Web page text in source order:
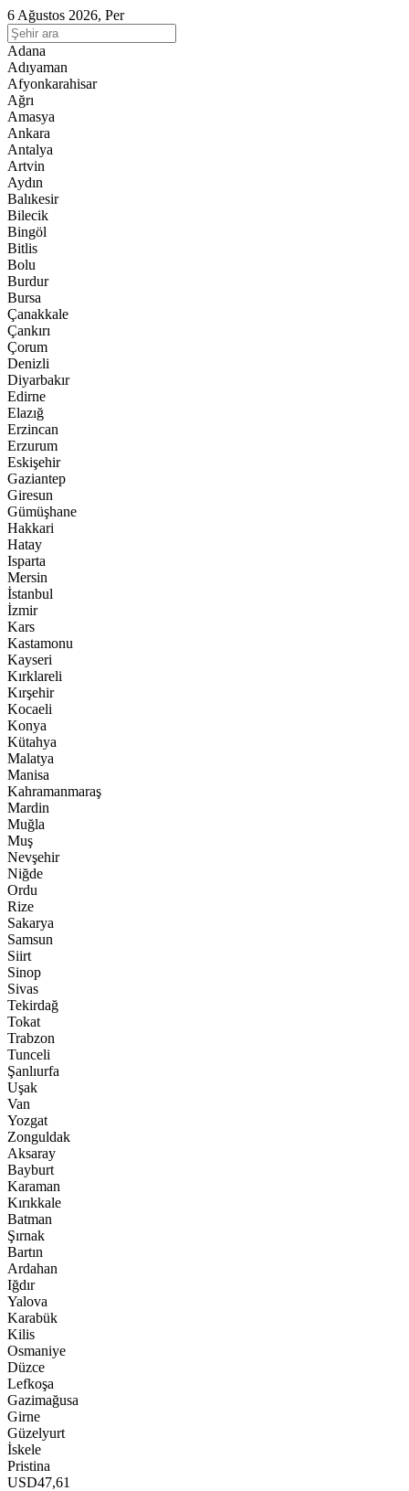
6 Ağustos 2026, Per
Adana
Adıyaman
Afyonkarahisar
Ağrı
Amasya
Ankara
Antalya
Artvin
Aydın
Balıkesir
Bilecik
Bingöl
Bitlis
Bolu
Burdur
Bursa
Çanakkale
Çankırı
Çorum
Denizli
Diyarbakır
Edirne
Elazığ
Erzincan
Erzurum
Eskişehir
Gaziantep
Giresun
Gümüşhane
Hakkari
Hatay
Isparta
Mersin
İstanbul
İzmir
Kars
Kastamonu
Kayseri
Kırklareli
Kırşehir
Kocaeli
Konya
Kütahya
Malatya
Manisa
Kahramanmaraş
Mardin
Muğla
Muş
Nevşehir
Niğde
Ordu
Rize
Sakarya
Samsun
Siirt
Sinop
Sivas
Tekirdağ
Tokat
Trabzon
Tunceli
Şanlıurfa
Uşak
Van
Yozgat
Zonguldak
Aksaray
Bayburt
Karaman
Kırıkkale
Batman
Şırnak
Bartın
Ardahan
Iğdır
Yalova
Karabük
Kilis
Osmaniye
Düzce
Lefkoşa
Gazimağusa
Girne
Güzelyurt
İskele
Pristina
USD47,61